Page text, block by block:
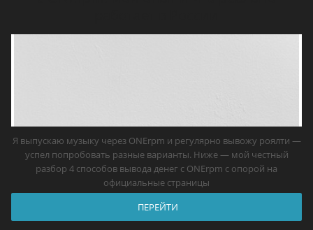
Я выпускаю музыку через ONErpm и регулярно вывожу роялти —
успел попробовать разные варианты. Ниже — мой честный
разбор 4 способов вывода денег с ONErpm с опорой на
официальные страницы
ПЕРЕЙТИ